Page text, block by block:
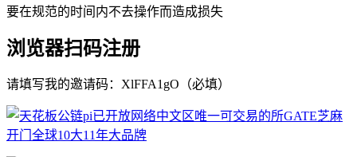
要在规范的时间内不去操作而造成损失
浏览器扫码注册
请填写我的邀请码：XlFFA1gO（必填）